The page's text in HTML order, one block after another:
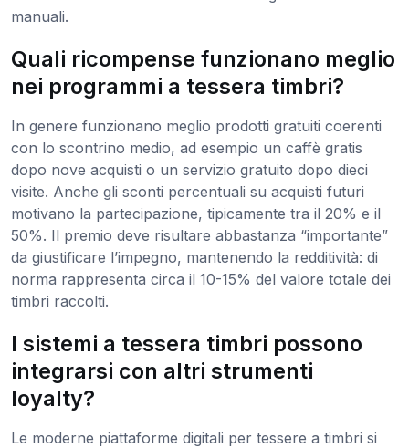
manuali.
Quali ricompense funzionano meglio
nei programmi a tessera timbri?
In genere funzionano meglio prodotti gratuiti coerenti
con lo scontrino medio, ad esempio un caffè gratis
dopo nove acquisti o un servizio gratuito dopo dieci
visite. Anche gli sconti percentuali su acquisti futuri
motivano la partecipazione, tipicamente tra il 20% e il
50%. Il premio deve risultare abbastanza “importante”
da giustificare l’impegno, mantenendo la redditività: di
norma rappresenta circa il 10-15% del valore totale dei
timbri raccolti.
I sistemi a tessera timbri possono
integrarsi con altri strumenti
loyalty?
Le moderne piattaforme digitali per tessere a timbri si